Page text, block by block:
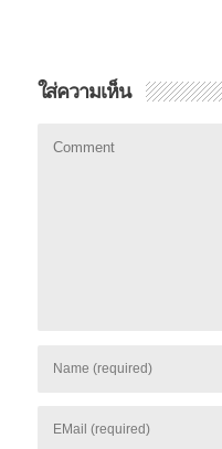
ใส่ความเห็น